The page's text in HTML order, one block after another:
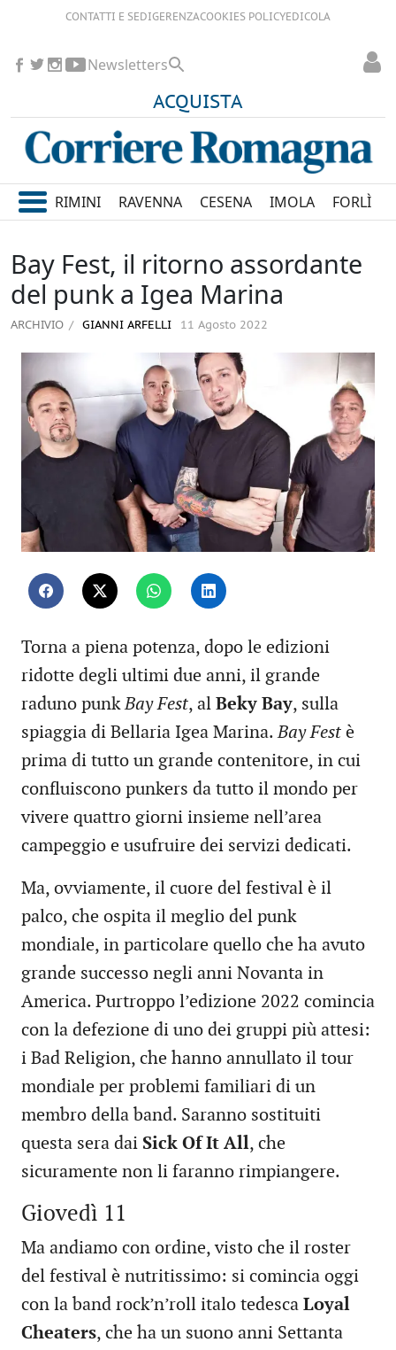
CONTATTI E SEDIGERENZACOOKIES POLICYEDICOLA
ACQUISTA
Newsletters
RIMINI RAVENNA CESENA IMOLA FORLÌ
Bay Fest, il ritorno assordante
del punk a Igea Marina
ARCHIVIO GIANNI ARFELLI 11 Agosto 2022
Torna a piena potenza, dopo le edizioni
ridotte degli ultimi due anni, il grande
raduno punkBay Fest, al Beky Bay, sulla
spiaggia di Bellaria Igea Marina.Bay Fest è
prima di tutto un grande contenitore, in cui
confluiscono punkers da tutto il mondo per
vivere quattro giorni insieme nell’area
campeggio e usufruire dei servizi dedicati.
Ma, ovviamente, il cuore del festival è il
palco, che ospita il meglio del punk
mondiale, in particolare quello che ha avuto
grande successo negli anni Novanta in
America. Purtroppo l’edizione 2022 comincia
con la defezione di uno dei gruppi più attesi:
i Bad Religion, che hanno annullato il tour
mondiale per problemi familiari di un
membro della band. Saranno sostituiti
questa sera dai Sick Of It All, che
sicuramente non li faranno rimpiangere.
Giovedì 11
Ma andiamo con ordine, visto che il roster
del festival è nutritissimo: si comincia oggi
con la band rock’n’roll italo tedesca Loyal
Cheaters, che ha un suono anni Settanta